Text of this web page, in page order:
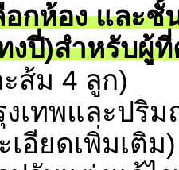
อกห้อง และ
งปี่)สำหรับผู้
ส้ม 4 ลูก)
งเทพและป
อียดเพิ่มเติม)